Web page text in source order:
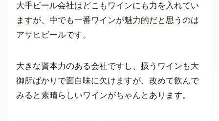
大手ビール会社はどこもワインにも力を入れてい
ますが、中でも一番ワインが魅力的だと思うのは
アサヒビールです。
大きな資本力のある会社ですし、扱うワインも大
御所ばかりで面白味に欠けますが、改めて飲んで
みると素晴らしいワインがちゃんとあります。